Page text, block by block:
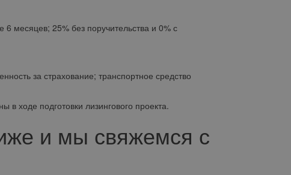
25% без поручительства и 0% с
за страхование; транспортное средство
ходе подготовки лизингового проекта.
и мы свяжемся с